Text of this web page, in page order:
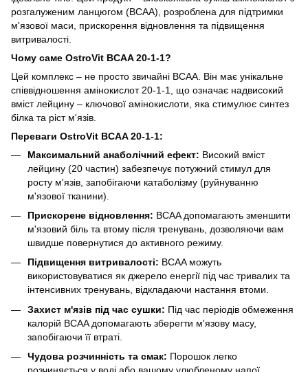
розгалуженим ланцюгом (BCAA), розроблена для підтримки
м'язової маси, прискорення відновлення та підвищення
витривалості.
Чому саме OstroVit BCAA 20-1-1?
Цей комплекс – не просто звичайні BCAA. Він має унікальне
співвідношення амінокислот 20-1-1, що означає надвисокий
вміст лейцину – ключової амінокислоти, яка стимулює синтез
білка та ріст м'язів.
Переваги OstroVit BCAA 20-1-1:
Максимальний анаболічний ефект: Високий вміст
лейцину (20 частин) забезпечує потужний стимул для
росту м'язів, запобігаючи катаболізму (руйнуванню
м'язової тканини).
Прискорене відновлення: BCAA допомагають зменшити
м'язовий біль та втому після тренувань, дозволяючи вам
швидше повернутися до активного режиму.
Підвищення витривалості: BCAA можуть
використовуватися як джерело енергії під час тривалих та
інтенсивних тренувань, відкладаючи настання втоми.
Захист м'язів під час сушки: Під час періодів обмеження
калорій BCAA допомагають зберегти м'язову масу,
запобігаючи її втраті.
Чудова розчинність та смак: Порошок легко